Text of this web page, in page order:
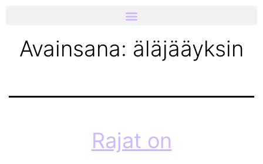
Avainsana: äläjääyksin
Rajat on